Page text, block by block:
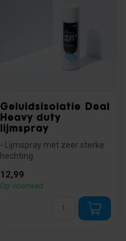
Geluidsisolatie Deal
Heavy duty
lijmspray
- Lijmspray met zeer sterke
hechting.
max 50°C
- Wa...
12,99
Op voorraad